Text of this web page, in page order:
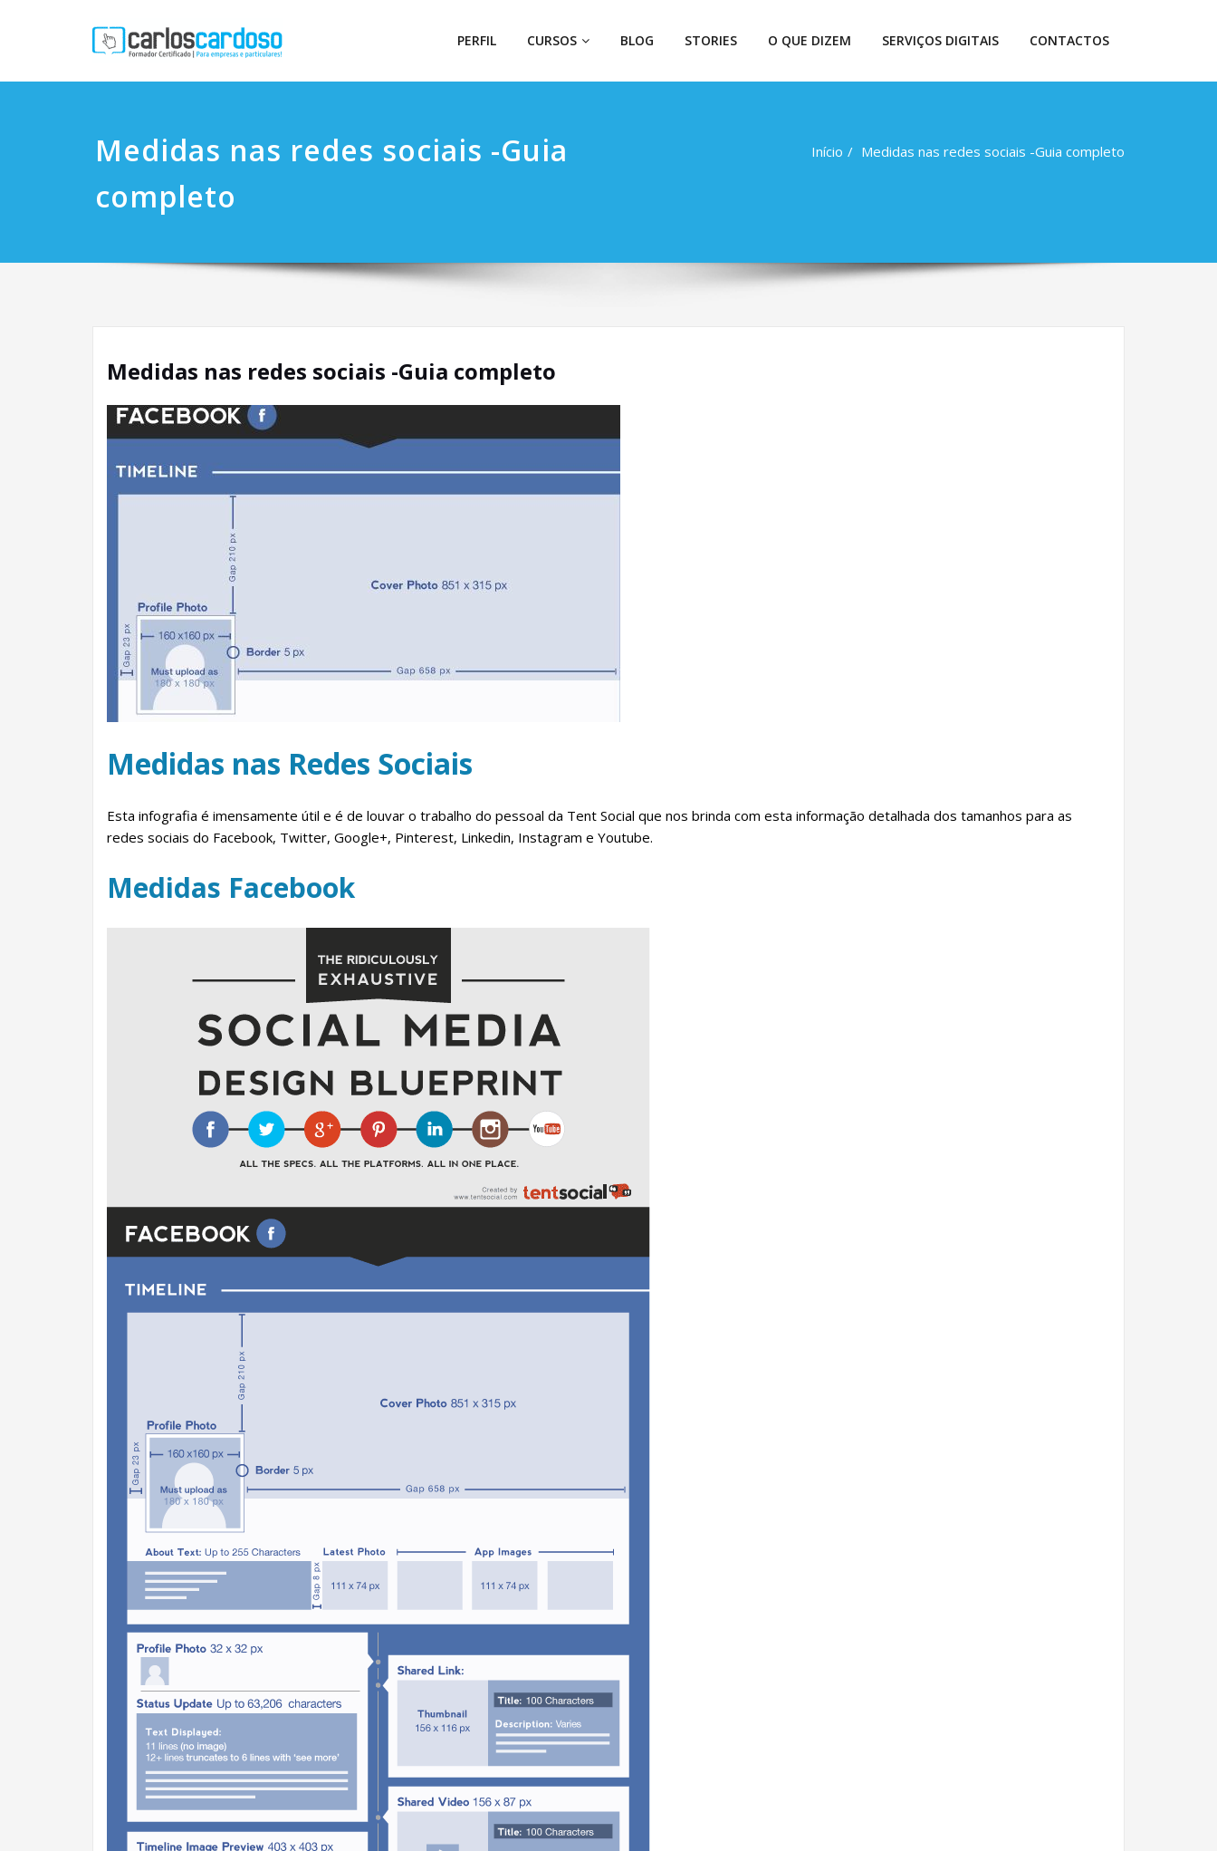
PERFIL CURSOS BLOG STORIES O QUE DIZEM SERVIÇOS DIGITAIS CONTACTOS
Medidas nas redes sociais -Guia
completo
Início Medidas nas redes sociais -Guia completo
Medidas nas redes sociais -Guia completo
Medidas nas Redes Sociais
Esta infografia é imensamente útil e é de louvar o trabalho do pessoal da Tent Social que nos brinda com esta informação detalhada dos tamanhos para as
redes sociais do Facebook, Twitter, Google+, Pinterest, Linkedin, Instagram e Youtube.
Medidas Facebook